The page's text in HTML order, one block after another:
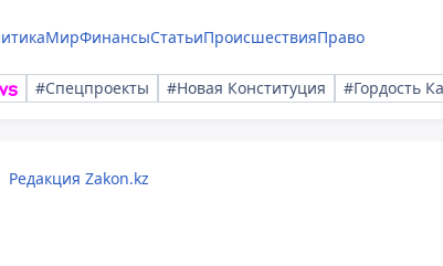
МирФинансыСтатьиПроисшествияПраво
#Спецпроекты #Новая Конституция #Гордость
Редакция Zakon.kz